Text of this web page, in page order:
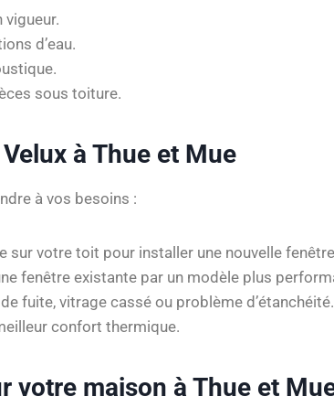
vigueur.
d’eau.
sous toiture.
à Thue et Mue
à vos besoins :
sur votre toit pour installer une nouvelle
fenêtre existante par un modèle plus
fuite, vitrage cassé ou problème d’étanchéité.
confort thermique.
votre maison à Thue et